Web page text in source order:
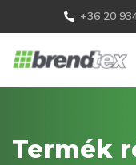
+36 20
Termék